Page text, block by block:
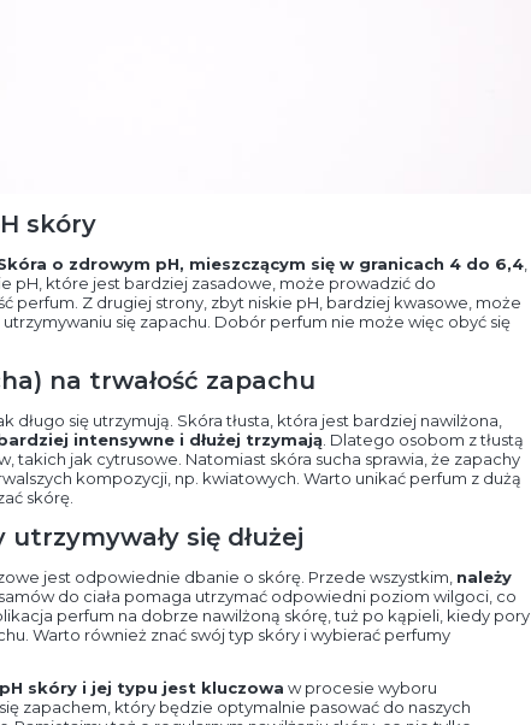
skóry
o zdrowym pH, mieszczącym się w granicach 4 do 6,4
pH, które jest bardziej zasadowe, może prowadzić do
perfum. Z drugiej strony, zbyt niskie pH, bardziej kwasowe, może
się zapachu. Dobór perfum nie może więc obyć się
na trwałość zapachu
długo się utrzymują. Skóra tłusta, która jest bardziej nawilżona,
intensywne i dłużej trzymają . Dlatego osobom z tłustą
takich jak cytrusowe. Natomiast skóra sucha sprawia, że zapachy
kompozycji, np. kwiatowych. Warto unikać perfum z dużą
skórę.
się dłużej
jest odpowiednie dbanie o skórę. Przede wszystkim, należy
do ciała pomaga utrzymać odpowiedni poziom wilgoci, co
perfum na dobrze nawilżoną skórę, tuż po kąpieli, kiedy pory
Warto również znać swój typ skóry i wybierać perfumy
skóry i jej typu jest kluczowa w procesie wyboru
zapachem, który będzie optymalnie pasować do naszych